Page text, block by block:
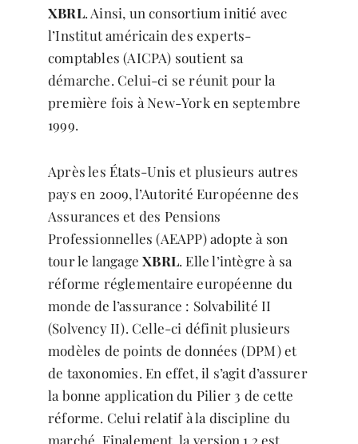
XBRL. Ainsi, un consortium initié avec
l’Institut américain des experts-
comptables (AICPA) soutient sa
démarche. Celui-ci se réunit pour la
première fois à New-York en septembre
1999.
Après les États-Unis et plusieurs autres
pays en 2009, l’Autorité Européenne des
Assurances et des Pensions
Professionnelles (AEAPP) adopte à son
tour le langageXBRL. Elle l’intègre à sa
réforme réglementaire européenne du
monde de l’assurance : Solvabilité II
(Solvency II). Celle-ci définit plusieurs
modèles de points de données (DPM) et
de taxonomies. En effet, il s’agit d’assurer
la bonne application du Pilier 3 de cette
réforme. Celui relatif à la discipline du
marché. Finalement, la version 1.2 est